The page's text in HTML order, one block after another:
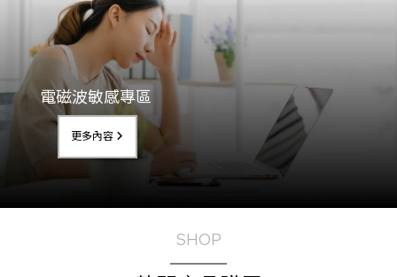
電磁波敏感專區
更多內容
SHOP